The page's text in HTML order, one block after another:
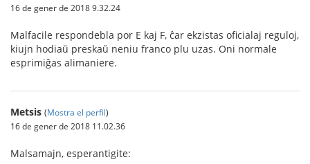
16 de gener de 2018 9.32.24
Malfacile respondebla por E kaj F, ĉar ekzistas oficialaj reguloj,
kiujn hodiaŭ preskaŭ neniu franco plu uzas. Oni normale
esprimiĝas alimaniere.
Metsis (Mostra el perfil)
16 de gener de 2018 11.02.36
Malsamajn, esperantigite: